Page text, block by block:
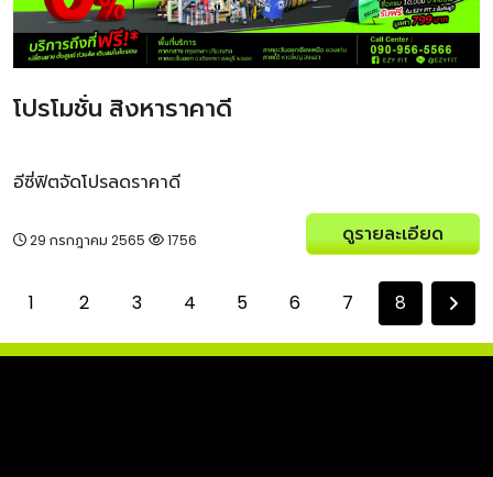
โปรโมชั่น สิงหาราคาดี
อีซี่ฟิตจัดโปรลดราคาดี
29 กรกฎาคม 2565 1756 ดูรายละเอียด
1 2 3 4 5 6 7 8